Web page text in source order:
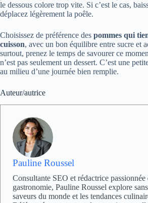
le dessous colore trop vite. Si c’est le cas,
déplacez légèrement la poêle.
Choisissez de préférence des pommes qui
cuisson, avec un bon équilibre entre sucre et
surtout, prenez le temps de savourer ce
n’est pas seulement un dessert. C’est une
au milieu d’une journée bien remplie.
Auteur/autrice
Pauline Roussel
Consultante SEO et rédactrice passionnée
gastronomie, Pauline Roussel explore
saveurs du monde et les tendances